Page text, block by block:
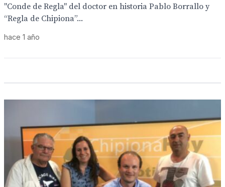
"Conde de Regla" del doctor en historia Pablo Borrallo y
“Regla de Chipiona”...
hace 1 año